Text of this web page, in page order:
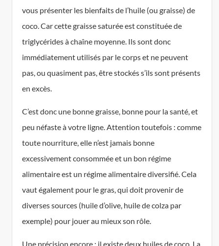
vous présenter les bienfaits de l’huile (ou graisse) de
coco. Car cette graisse saturée est constituée de
triglycérides à chaîne moyenne. Ils sont donc
immédiatement utilisés par le corps et ne peuvent
pas, ou quasiment pas, être stockés s’ils sont présents
en excès.
C’est donc une bonne graisse, bonne pour la santé, et
peu néfaste à votre ligne. Attention toutefois : comme
toute nourriture, elle n’est jamais bonne
excessivement consommée et un bon régime
alimentaire est un régime alimentaire diversifié. Cela
vaut également pour le gras, qui doit provenir de
diverses sources (huile d’olive, huile de colza par
exemple) pour jouer au mieux son rôle.
Une précision encore : il existe deux huiles de coco. La